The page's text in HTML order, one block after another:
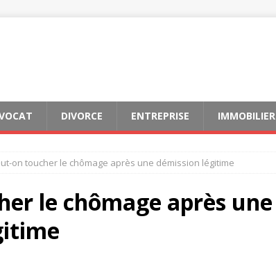
DIVORCE ENTREPRISE IMMOBILIER
on toucher le chômage après une démission légitime
le chômage après une